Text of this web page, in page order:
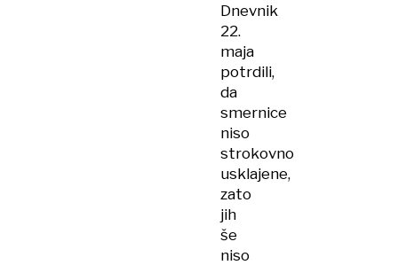
Dnevnik
22.
maja
potrdili,
da
smernice
niso
strokovno
usklajene,
zato
jih
še
niso